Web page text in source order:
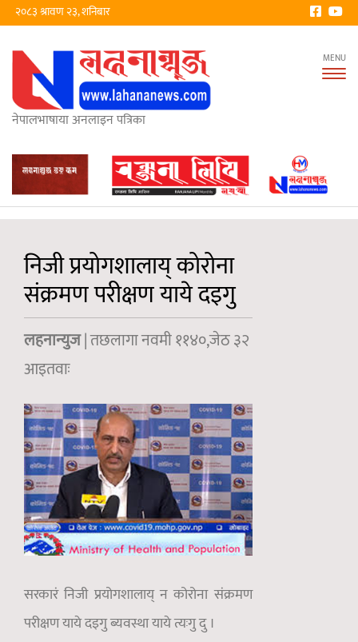
२०८३ श्रावण २३, शनिबार
नेपालभाषाया अनलाइन पत्रिका
निजी प्रयोगशालाय् कोरोना
संक्रमण परीक्षण याये दइगु
लहनान्युज| तछलागा नवमी ११४०,जेठ ३२
आइतवाः
सरकारं निजी प्रयोगशालाय् न कोरोना संक्रमण
परीक्षण याये दइगु ब्यवस्था याये त्यःगु दु ।